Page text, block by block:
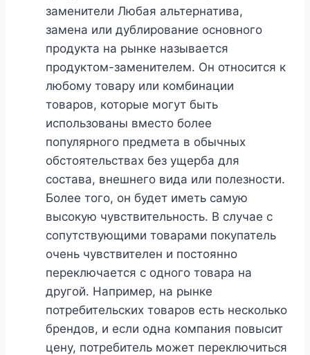
заменители Любая альтернатива,
замена или дублирование основного
продукта на рынке называется
продуктом-заменителем. Он относится к
любому товару или комбинации
товаров, которые могут быть
использованы вместо более
популярного предмета в обычных
обстоятельствах без ущерба для
состава, внешнего вида или полезности.
Более того, он будет иметь самую
высокую чувствительность. В случае с
сопутствующими товарами покупатель
очень чувствителен и постоянно
переключается с одного товара на
другой. Например, на рынке
потребительских товаров есть несколько
брендов, и если одна компания повысит
цену, потребитель может переключиться